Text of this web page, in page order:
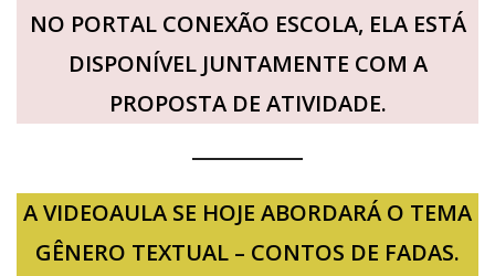
NO PORTAL CONEXÃO ESCOLA, ELA ESTÁ
DISPONÍVEL JUNTAMENTE COM A
PROPOSTA DE ATIVIDADE.
A VIDEOAULA SE HOJE ABORDARÁ O TEMA
GÊNERO TEXTUAL – CONTOS DE FADAS.